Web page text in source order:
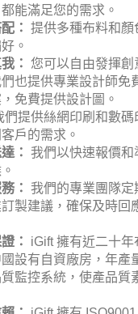
能滿足您的需求。
： 提供多種布料和顏
。
： 您可以自由發揮創
也提供專業設計師免
免費提供設計圖。
們提供絲網印刷和數碼
戶的需求。
： 我們以快速報價和
： 我們的專業團隊定
製建議，確保及時回
：
iGift擁有近二十年
設有自資廠房，年產
監控系統，使產品質